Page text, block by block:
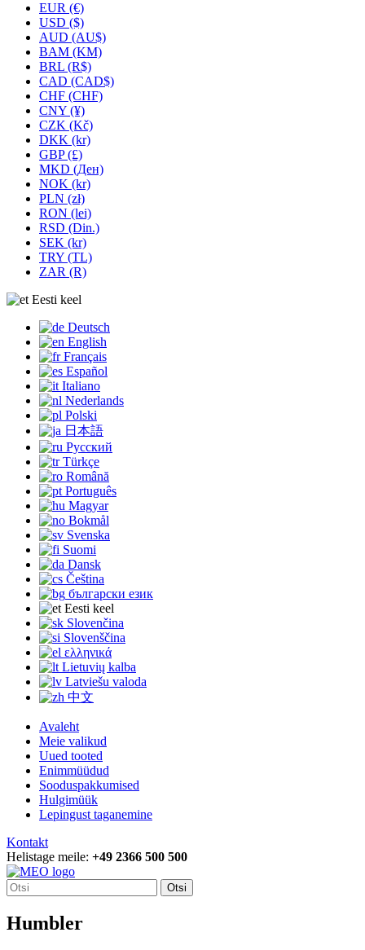
EUR (€)
USD ($)
AUD (AU$)
BAM (KM)
BRL (R$)
CAD (CAD$)
CHF (CHF)
CNY (¥)
CZK (Kč)
DKK (kr)
GBP (£)
MKD (Ден)
NOK (kr)
PLN (zł)
RON (lei)
RSD (Din.)
SEK (kr)
TRY (TL)
ZAR (R)
Eesti keel
Deutsch
English
Français
Español
Italiano
Nederlands
Polski
日本語
Русский
Türkçe
Română
Português
Magyar
Bokmål
Svenska
Suomi
Dansk
Čeština
български език
Eesti keel
Slovenčina
Slovenščina
ελληνικά
Lietuvių kalba
Latviešu valoda
中文
Avaleht
Meie valikud
Uued tooted
Enimmüüdud
Sooduspakkumised
Hulgimüük
Lepingust taganemine
Kontakt
Helistage meile: +49 2366 500 500
Otsi
Humbler